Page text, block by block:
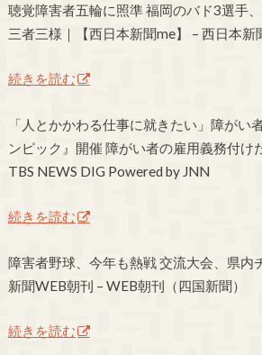
聴覚障害者五輪に照準 福岡のバド3選手
三者三様｜【西日本新聞me】 – 西日本新
続きを読む
「人とかかわる仕事に就きたい」障がい
ンピック』開催 障がい者の雇用義務付け
TBS NEWS DIG Powered by JNN
続きを読む
障害者野球、今年も熱戦 交流大会、県内
新聞WEB朝刊 – WEB朝刊（四国新聞）
続きを読む